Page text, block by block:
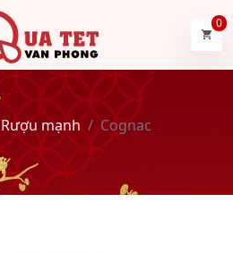
0
Rượu mạnh Cognac